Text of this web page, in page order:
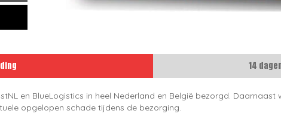
14
en BlueLogistics in heel Nederland en België bezorgd. Daarnaast
opgelopen schade tijdens de bezorging.